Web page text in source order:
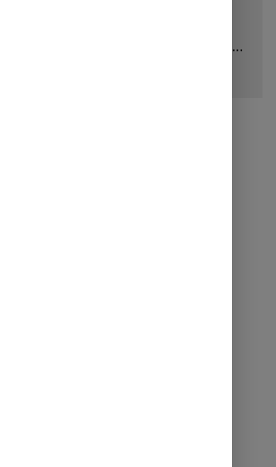
Pemilihan Kepala Desa Tahun 2026